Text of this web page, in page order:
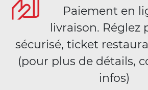
Paiement en
livraison.
sécurisé, ticket
(pour plus de détails,
infos)